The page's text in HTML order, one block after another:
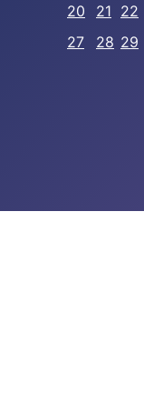
20
21 22
27
28 29